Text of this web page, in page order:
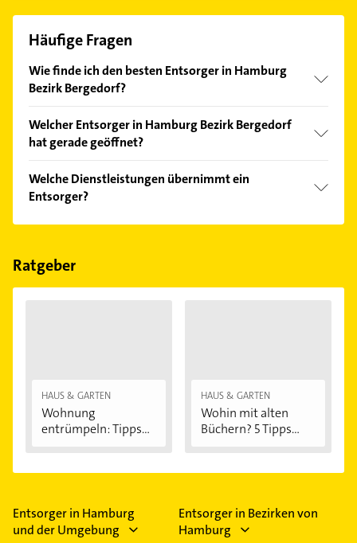
Häufige Fragen
Wie finde ich den besten Entsorger in Hamburg
Bezirk Bergedorf?
Kundenmeinungen und profitieren Sie von den
Empfehlungen. Die Suchergebnisse können Sie sich
Welcher Entsorger in Hamburg Bezirk Bergedorf
hat gerade geöffnet?
Bitte beachten Sie, dass diese an Sonn- und
Feiertagen abweichen können.
Welche Dienstleistungen übernimmt ein
Entsorger?
Folgende Leistungen werden angeboten:
Abfallberatung und Abfallentsorgung.
Ratgeber
HAUS & GARTEN
Wohnung
entrümpeln: Tipps
HAUS & GARTEN
Wohin mit alten
Büchern? 5 Tipps...
Entsorger in Hamburg
und der Umgebung
Entsorger in Bezirken von
Hamburg